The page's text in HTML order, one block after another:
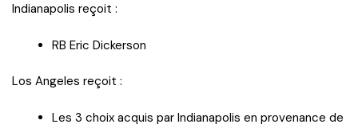
Indianapolis reçoit :
RB Eric Dickerson
Los Angeles reçoit :
Les 3 choix acquis par Indianapolis en provenance de